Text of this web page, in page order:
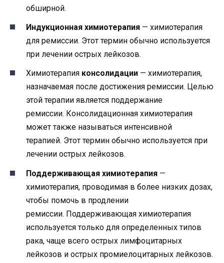
обширной.
Индукционная химиотерапия — химиотерапия
для ремиссии. Этот термин обычно используется
при лечении острых лейкозов.
Химиотерапия консолидации — химиотерапия,
назначаемая после достижения ремиссии. Целью
этой терапии является поддержание
ремиссии. Консолидационная химиотерапия
может также называться интенсивной
терапией. Этот термин обычно используется при
лечении острых лейкозов.
Поддерживающая химиотерапия —
химиотерапия, проводимая в более низких дозах,
чтобы помочь в продлении
ремиссии. Поддерживающая химиотерапия
используется только для определенных типов
рака, чаще всего острых лимфоцитарных
лейкозов и острых промиелоцитарных лейкозов.